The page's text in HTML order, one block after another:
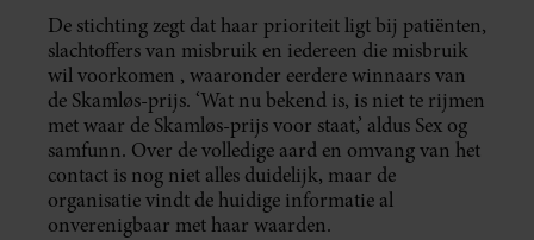
De stichting zegt dat haar prioriteit ligt bij patiënten,
slachtoffers van misbruik en iedereen die misbruik
wil voorkomen , waaronder eerdere winnaars van
de Skamløs-prijs. ‘Wat nu bekend is, is niet te rijmen
met waar de Skamløs-prijs voor staat,’ aldus Sex og
samfunn. Over de volledige aard en omvang van het
contact is nog niet alles duidelijk, maar de
organisatie vindt de huidige informatie al
onverenigbaar met haar waarden.